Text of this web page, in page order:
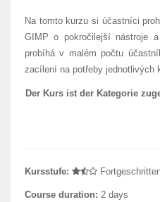
Na tomto kurzu si účastníci
GIMP o pokročilejší nástroje
probíhá v malém počtu
zacílení na potřeby jednotlivých
Der Kurs ist der Kategorie
Kursstufe:
Course duration: 2 days